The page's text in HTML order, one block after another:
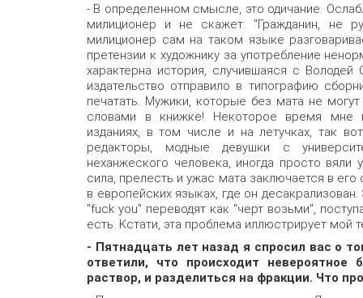
- В определенном смысле, это одичание.
милиционер и не скажет: "Гражданин, не
милиционер сам на таком языке
претензии к художнику за употребление
характерна история, случившаяся с
издательство отправило в типографию
печатать. Мужики, которые без мата не
словами в книжке! Некоторое время мне
изданиях, в том числе и на летучках, так
редакторы, модные девушки с
неханжеского человека, иногда просто
сила, прелесть и ужас мата заключается в
в европейских языках, где он
"fuck you" переводят как "черт возьми",
есть. Кстати, эта проблема иллюстрирует мой
- Пятнадцать лет назад я спросил вас о
ответили, что происходит
раствор, и разделиться на фракции. Что